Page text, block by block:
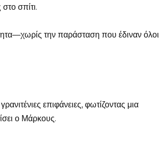
σπίτι.
την παράσταση που έδιναν όλοι
επιφάνειες, φωτίζοντας μια
ο Μάρκους.